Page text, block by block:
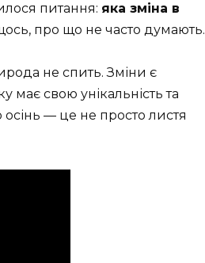
питання: яка зміна в
про що не часто думають.
не спить. Зміни є
має свою унікальність та
осінь — це не просто листя